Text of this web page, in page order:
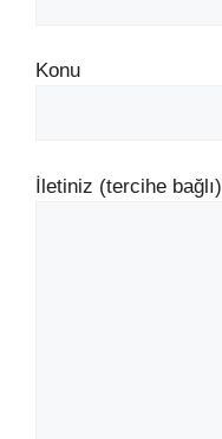
Konu
İletiniz (tercihe bağlı)